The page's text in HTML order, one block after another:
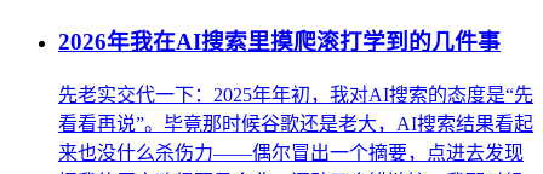
2026年我在AI搜索里摸爬滚打学到的几件事
先老实交代一下：2025年年初，我对AI搜索的态度是“先
看看再说”。毕竟那时候谷歌还是老大，AI搜索结果看起
来也没什么杀伤力——偶尔冒出一个摘要，点进去发现